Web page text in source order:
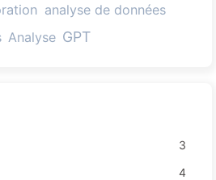
analyse de données
Analyse GPT
3
4